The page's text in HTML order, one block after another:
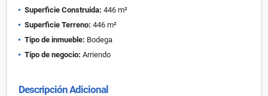
Superficie Construida: 446 m²
Superficie Terreno: 446 m²
Tipo de inmueble: Bodega
Tipo de negocio: Arriendo
Descripción Adicional